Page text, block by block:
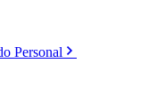
Personal